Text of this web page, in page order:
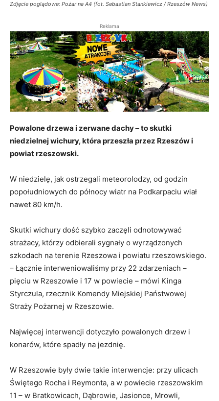
Zdjęcie poglądowe: Pożar na A4 (fot. Sebastian Stankiewicz / Rzeszów News)
Reklama
Powalone drzewa i zerwane dachy – to skutki
niedzielnej wichury, która przeszła przez Rzeszów i
powiat rzeszowski.
W niedzielę, jak ostrzegali meteorolodzy, od godzin
popołudniowych do północy wiatr na Podkarpaciu wiał
nawet 80 km/h.
Skutki wichury dość szybko zaczęli odnotowywać
strażacy, którzy odbierali sygnały o wyrządzonych
szkodach na terenie Rzeszowa i powiatu rzeszowskiego.
– Łącznie interweniowaliśmy przy 22 zdarzeniach –
pięciu w Rzeszowie i 17 w powiecie – mówi Kinga
Styrczula, rzecznik Komendy Miejskiej Państwowej
Straży Pożarnej w Rzeszowie.
Najwięcej interwencji dotyczyło powalonych drzew i
konarów, które spadły na jezdnię.
W Rzeszowie były dwie takie interwencje: przy ulicach
Świętego Rocha i Reymonta, a w powiecie rzeszowskim
11 – w Bratkowicach, Dąbrowie, Jasionce, Mrowli,